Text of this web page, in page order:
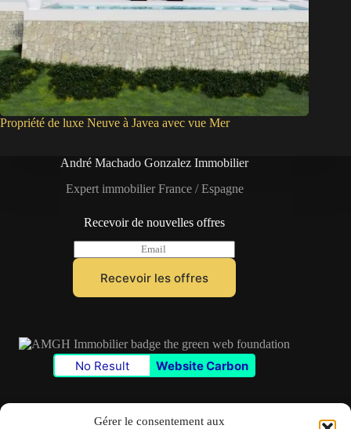
Gérer le consentement aux
Propriété de luxe Neuve à Javea avec vue Mer
André Machado Gonzalez Immobilier
Expert immobilier France / Espagne
Recevoir de nouvelles offres
m
l
Recevoir les offres
No Result Website Carbon